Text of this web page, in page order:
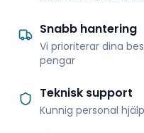
Snabb hantering
Vi prioriterar dina
pengar
Teknisk support
Kunnig personal